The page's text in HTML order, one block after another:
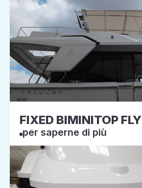
FIXED BIMINITOP FLY
per saperne di più